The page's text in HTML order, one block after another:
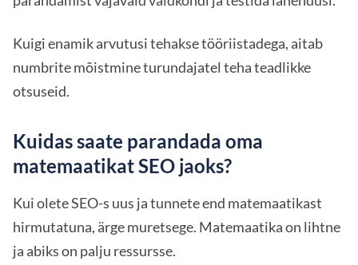
Kuigi enamik arvutusi tehakse tööriistadega, aitab
numbrite mõistmine turundajatel teha teadlikke
otsuseid.
Kuidas saate parandada oma
matemaatikat SEO jaoks?
Kui olete SEO-s uus ja tunnete end matemaatikast
hirmutatuna, ärge muretsege. Matemaatika on lihtne
ja abiks on palju ressursse.